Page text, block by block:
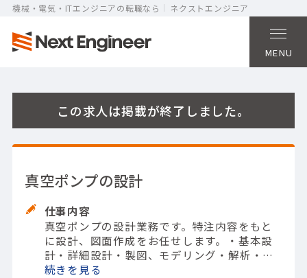
機械・電気・ITエンジニアの転職なら ネクストエンジニア
MENU
この求人は掲載が終了しました。
真空ポンプの設計
仕事内容
真空ポンプの設計業務です。 特注内容をもと
に設計、図面作成をお任せします。
・基本設
計 ・詳細設計 ・製図、モデリング ・解析・評
価・他部署や協力会社との打合せ
続きを